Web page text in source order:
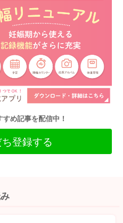
め記事を配信中！
登録する